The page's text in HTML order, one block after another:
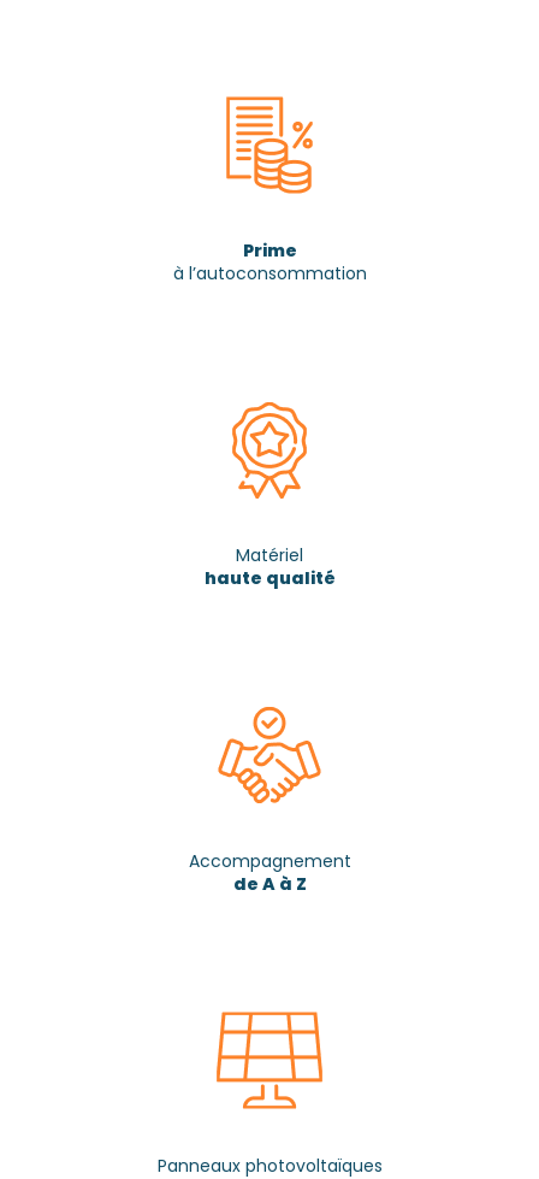
Prime
à l’autoconsommation
Matériel
haute qualité
Accompagnement
de A à Z
Panneaux photovoltaïques